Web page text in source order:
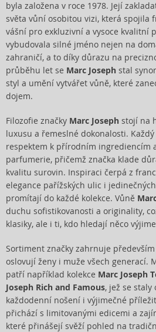
byla založena v roce 1978. Její
světa vůní osobitou vizi, která spojila
vášní pro exkluzivní a vysoce kvalitní
vybudovala silné jméno nejen na
zahraničí, a to díky důrazu na
průběhu let se Marc Joseph stal
styl a umění vytvářet vůně, které
dojem.
Filozofie značky Marc Joseph stojí na
luxusu a řemeslné dokonalosti.
respektem k přírodním ingrediencím
parfumerie, přičemž značka klade
kvalitu surovin. Inspiraci čerpá z
elegance pařížských ulic i
promítají do každé kolekce. Vůně
duchu sofistikovanosti a originality,
klasiky, ale i ti, kdo hledají něco
Sortiment značky zahrnuje
oslovují ženy i muže všech generací.
patří například kolekce Marc Joseph
Joseph Rich and Famous, jež se
každodenní nošení i výjimečné
přichází s limitovanými edicemi a
které přinášejí svěží pohled na